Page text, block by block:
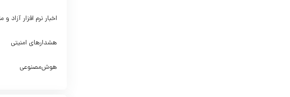
اخبار نرم افزار آزاد و
هشدارهای امنیتی
هوش‌مصنوعی